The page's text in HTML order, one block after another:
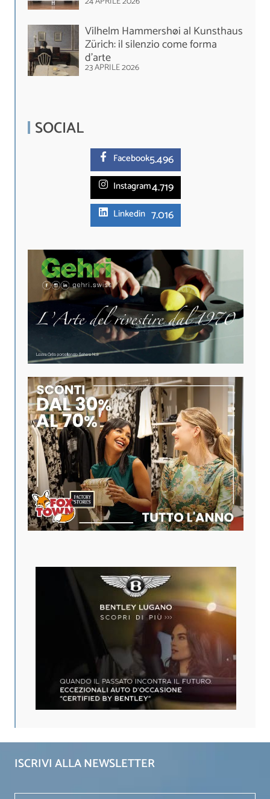
Vilhelm Hammershøi al Kunsthaus
Zürich: il silenzio come forma
d’arte
23 APRILE 2026
SOCIAL
Facebook5.496
Instagram4.719
Linkedin 7.016
ISCRIVI ALLA NEWSLETTER